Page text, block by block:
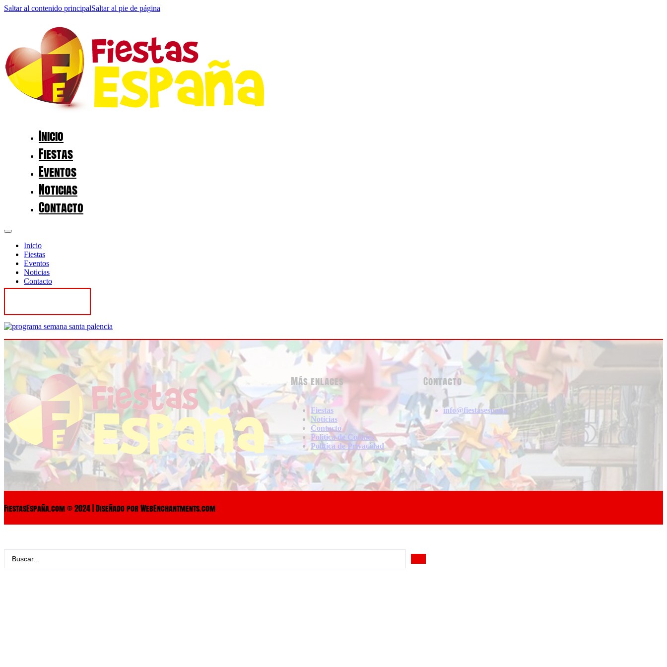
Saltar al contenido principalSaltar al pie de página
Inicio
Fiestas
Eventos
Noticias
Contacto
Inicio
Fiestas
Eventos
Noticias
Contacto
Más enlaces
Fiestas
Noticias
Contacto
Politica de Cookies
Politica de Privacidad
Contacto
info@fiestasespaña
FiestasEspaña.com © 2024 | Diseñado por WebEnchantments.com